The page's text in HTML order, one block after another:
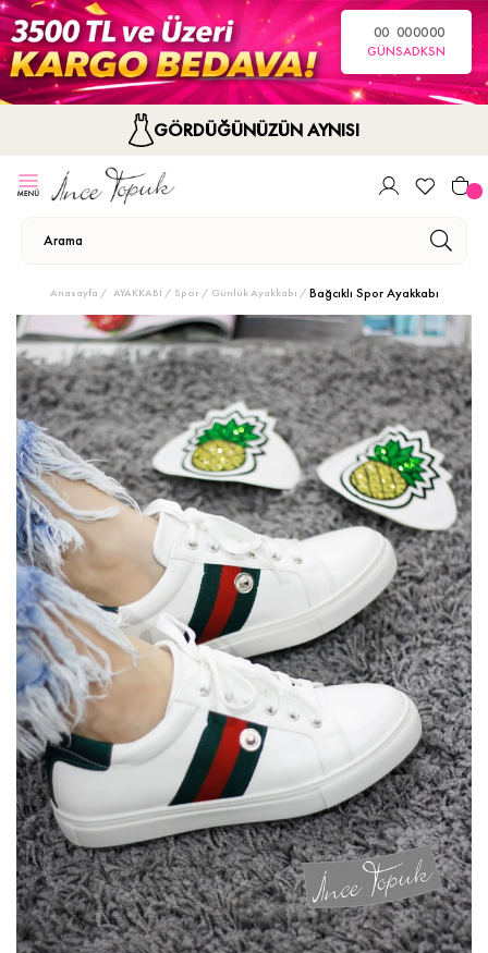
00
GÜN
00
SA
00
DK
00
SN
GÖRDÜĞÜNÜZÜN AYNISI
Anasayfa AYAKKABI Spor / Günlük Ayakkabı Bağcıklı Spor Ayakkabı